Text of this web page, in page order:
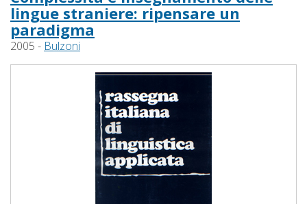
lingue straniere: ripensare un
paradigma
2005 - Bulzoni